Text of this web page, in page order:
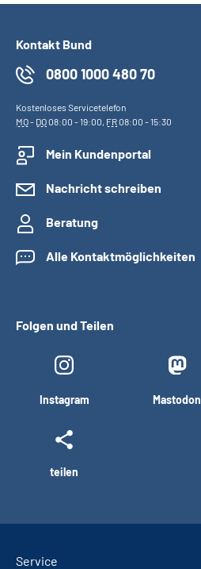
Kontakt Bund
0800 1000 480 70
Kostenloses Servicetelefon
MO- DO08:00 - 19:00, FR08:00 - 15:30
Mein Kundenportal
Nachricht schreiben
Beratung
Alle Kontaktmöglichkeiten
Folgen und Teilen
Instagram Mastodon
teilen
Service